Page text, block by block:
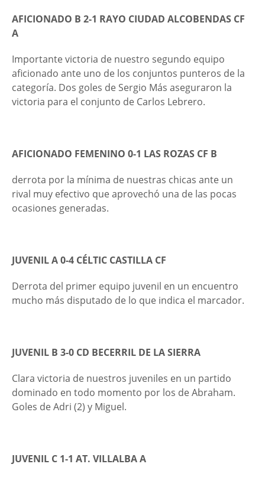
AFICIONADO B 2-1 RAYO CIUDAD ALCOBENDAS CF
A
Importante victoria de nuestro segundo equipo
aficionado ante uno de los conjuntos punteros de la
categoría. Dos goles de Sergio Más aseguraron la
victoria para el conjunto de Carlos Lebrero.
AFICIONADO FEMENINO 0-1 LAS ROZAS CF B
derrota por la mínima de nuestras chicas ante un
rival muy efectivo que aprovechó una de las pocas
ocasiones generadas.
JUVENIL A 0-4 CÉLTIC CASTILLA CF
Derrota del primer equipo juvenil en un encuentro
mucho más disputado de lo que indica el marcador.
JUVENIL B 3-0 CD BECERRIL DE LA SIERRA
Clara victoria de nuestros juveniles en un partido
dominado en todo momento por los de Abraham.
Goles de Adri (2) y Miguel.
JUVENIL C 1-1 AT. VILLALBA A